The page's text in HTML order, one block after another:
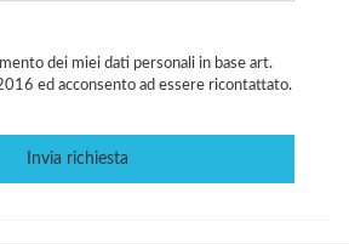
dei miei dati personali in base art.
ed acconsento ad essere ricontattato.
Invia richiesta